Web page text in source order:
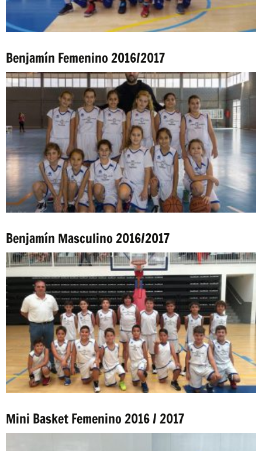
Benjamín Femenino 2016/2017
Benjamín Masculino 2016/2017
Mini Basket Femenino 2016 / 2017